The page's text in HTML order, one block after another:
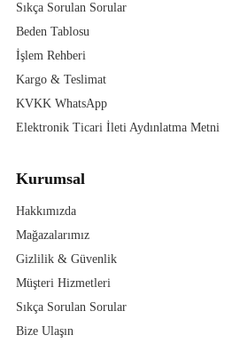
Sıkça Sorulan Sorular
Beden Tablosu
İşlem Rehberi
Kargo & Teslimat
KVKK WhatsApp
Elektronik Ticari İleti Aydınlatma Metni
Kurumsal
Hakkımızda
Mağazalarımız
Gizlilik & Güvenlik
Müşteri Hizmetleri
Sıkça Sorulan Sorular
Bize Ulaşın